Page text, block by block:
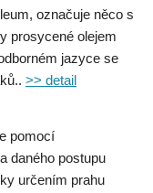
označuje něco s
prosycené olejem
jazyce se
>> detail
pomocí
daného postupu
určením prahu